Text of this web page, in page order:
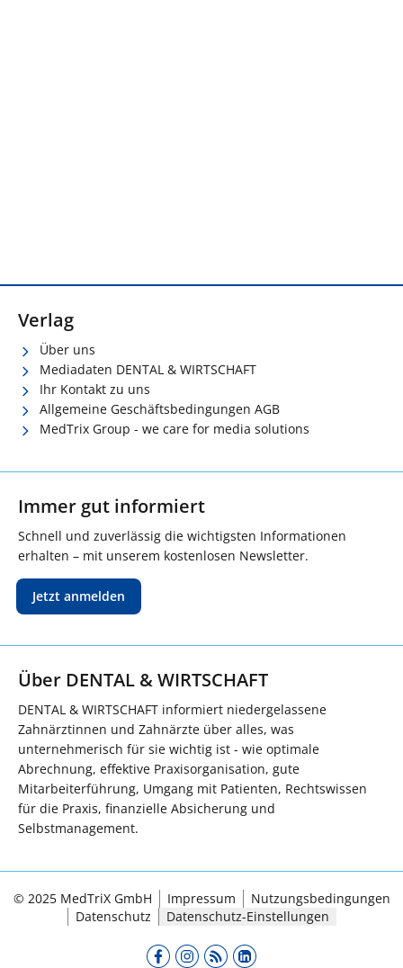
Verlag
Über uns
Mediadaten DENTAL & WIRTSCHAFT
Ihr Kontakt zu uns
Allgemeine Geschäftsbedingungen AGB
MedTrix Group - we care for media solutions
Immer gut informiert
Schnell und zuverlässig die wichtigsten Informationen
erhalten – mit unserem kostenlosen Newsletter.
Jetzt anmelden
Über DENTAL & WIRTSCHAFT
DENTAL & WIRTSCHAFT informiert niedergelassene
Zahnärztinnen und Zahnärzte über alles, was
unternehmerisch für sie wichtig ist - wie optimale
Abrechnung, effektive Praxisorganisation, gute
Mitarbeiterführung, Umgang mit Patienten, Rechtswissen
für die Praxis, finanzielle Absicherung und
Selbstmanagement.
© 2025 MedTriX GmbH Impressum
Nutzungsbedingungen
Datenschutz
Datenschutz-Einstellungen